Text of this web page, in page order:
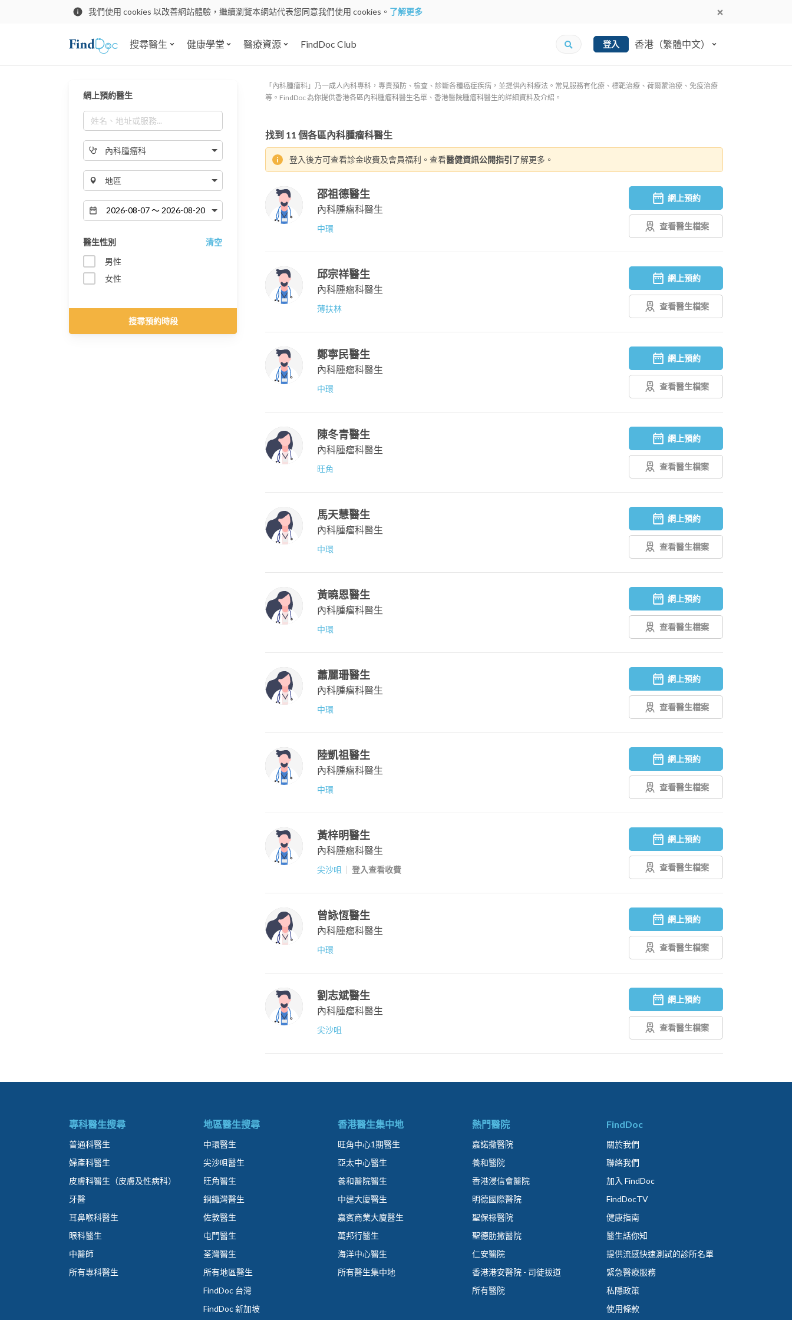
我們使用 cookies 以改善網站體驗，繼續瀏覽本網站代表您同意我們使用 cookies。 了解更多
搜尋醫生 健康學堂 醫療資源 FindDoc Club 登入 香港（繁體中文）
網上預約醫生
內科腫瘤科
地區
醫生性別
清空
男性
女性
搜尋預約時段
「內科腫瘤科」乃一成人內科專科，專責預防、檢查、診斷各種癌症疾病，並提供內科療法。常見服務有化療、標靶治療、荷爾蒙治療、免疫治療
等。FindDoc 為你提供香港各區內科腫瘤科醫生名單、香港醫院腫瘤科醫生的詳細資料及介紹。
找到 11 個各區內科腫瘤科醫生
登入後方可查看診金收費及會員福利。查看醫健資訊公開指引 了解更多。
邵祖德醫生
內科腫瘤科醫生
中環
網上預約
查看醫生檔案
邱宗祥醫生
內科腫瘤科醫生
薄扶林
網上預約
查看醫生檔案
鄭寧民醫生
內科腫瘤科醫生
中環
網上預約
查看醫生檔案
陳冬青醫生
內科腫瘤科醫生
旺角
網上預約
查看醫生檔案
馬天慧醫生
內科腫瘤科醫生
中環
網上預約
查看醫生檔案
黃曉恩醫生
內科腫瘤科醫生
中環
網上預約
查看醫生檔案
蕭麗珊醫生
內科腫瘤科醫生
中環
網上預約
查看醫生檔案
陸凱祖醫生
內科腫瘤科醫生
中環
網上預約
查看醫生檔案
黃梓明醫生
內科腫瘤科醫生
尖沙咀 登入查看收費
網上預約
查看醫生檔案
曾詠恆醫生
內科腫瘤科醫生
中環
網上預約
查看醫生檔案
劉志斌醫生
內科腫瘤科醫生
尖沙咀
網上預約
查看醫生檔案
專科醫生搜尋
普通科醫生
婦產科醫生
皮膚科醫生（皮膚及性病科）
牙醫
耳鼻喉科醫生
眼科醫生
中醫師
所有專科醫生
地區醫生搜尋
中環醫生
尖沙咀醫生
旺角醫生
銅鑼灣醫生
佐敦醫生
屯門醫生
荃灣醫生
所有地區醫生
FindDoc 台灣
FindDoc 新加坡
香港醫生集中地
旺角中心1期醫生
亞太中心醫生
養和醫院醫生
中建大廈醫生
嘉賓商業大廈醫生
萬邦行醫生
海洋中心醫生
所有醫生集中地
熱門醫院
嘉諾撒醫院
養和醫院
香港浸信會醫院
明德國際醫院
聖保祿醫院
聖德肋撒醫院
仁安醫院
香港港安醫院 - 司徒拔道
所有醫院
FindDoc
關於我們
聯絡我們
加入 FindDoc
FindDocTV
健康指南
醫生話你知
提供流感快速測試的診所名單
緊急醫療服務
私隱政策
使用條款